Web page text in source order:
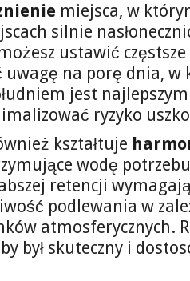
miejsca, w
silnie
ustawić
uwagę na porę dnia, w
jest
ryzyko
kształtuje
wodę
retencji
podlewania w
atmosferycznych.
był skuteczny i